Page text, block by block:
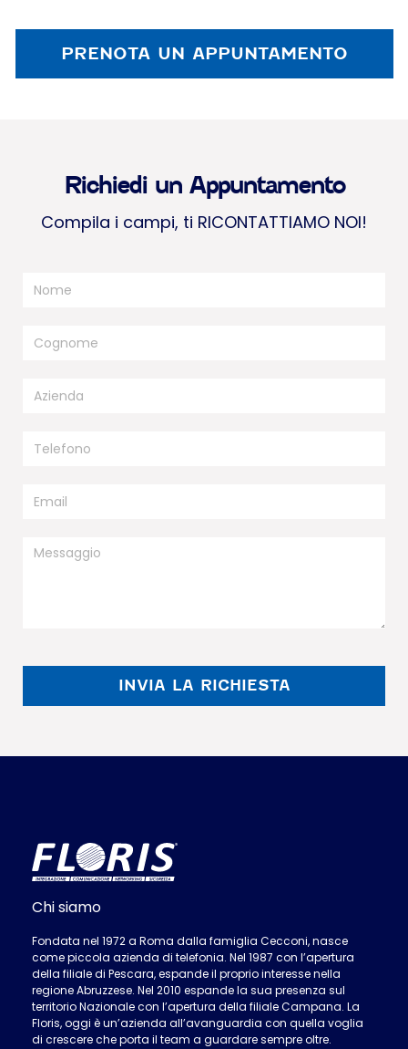
PRENOTA UN APPUNTAMENTO
Richiedi un Appuntamento
Compila i campi, ti RICONTATTIAMO NOI!
INVIA LA RICHIESTA
Chi siamo
Fondata nel 1972 a Roma dalla famiglia Cecconi, nasce
come piccola azienda di telefonia. Nel 1987 con l’apertura
della filiale di Pescara, espande il proprio interesse nella
regione Abruzzese. Nel 2010 espande la sua presenza sul
territorio Nazionale con l’apertura della filiale Campana. La
Floris, oggi è un’azienda all’avanguardia con quella voglia
di crescere che porta il team a guardare sempre oltre.